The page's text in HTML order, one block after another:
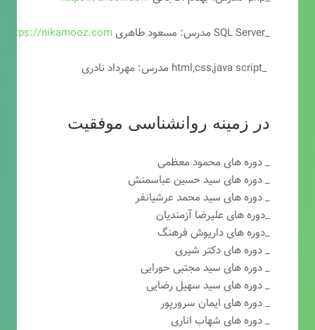
_SQL Server مدرس: مسعود طاهری
https://nikamooz.com
_html,css,java script مدرس: مهرداد نادری
در زمینه روانشناسی موفقیت
_ دوره های محمود معظمی
_ دوره های سید حسین عباسمنش
_ دوره های سید محمد عرشیانفر
_دوره های علیرضا آزمندیان
_دوره های داریوش فرهنگ
_ دوره های دکتر شیری
_ دوره های سید مجتبی حورایی
_ دوره های سید سهیل رضایی
_ دوره های ایمان سرورپور
_ دوره های شهاب اناری